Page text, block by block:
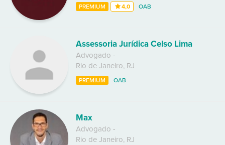
PREMIUM 4,0 OAB
Assessoria Jurídica Celso Lima
Advogado -
Rio de Janeiro, RJ
PREMIUM OAB
Max
Advogado -
Rio de Janeiro, RJ